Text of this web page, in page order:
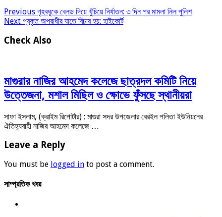
Previous গৃহবধূকে ব্লেড দিয়ে খুঁচিয়ে নির্যাতন: ৩ দিন পর মামলা নিল পুলিশ
Next প্রকৃত অপরাধীর যাতে বিচার হয়: হাইকোর্ট
Check Also
মাগুরার নাজির আহমেদ কলেজে ছাত্রদল কমিটি নিয়ে
উত্তেজনা, মশাল মিছিল ও ক্ষোভে ফুঁসছে স্থানীয়রা
সাফা ইসলাম, (ক্রাইম রিপোর্টার) : মাগুরা সদর উপজেলার বেরইল পলিতা ইউনিয়নের
ঐতিহ্যবাহী নাজির আহমেদ কলেজে …
Leave a Reply
You must be logged in to post a comment.
সাম্প্রতিক খবর